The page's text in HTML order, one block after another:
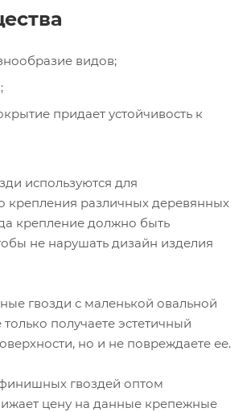
видов;
придает устойчивость к
используются для
крепления различных деревянных
крепление должно быть
не нарушать дизайн изделия
гвозди с маленькой овальной
получаете эстетичный
но и не повреждаете ее.
гвоздей оптом
цену на данные крепежные